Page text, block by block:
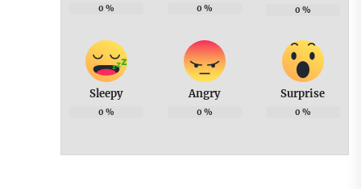
0 % 0 % 0 %
Sleepy
0 %
Angry
0 %
Surprise
0 %